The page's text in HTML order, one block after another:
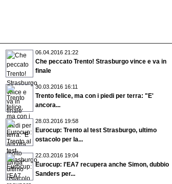
06.04.2016 21:22
Che peccato Trento! Strasburgo vince e va in
finale
30.03.2016 16:11
Trento felice, ma con i piedi per terra: "E'
ancora...
28.03.2016 19:58
Eurocup: Trento al test Strasburgo, ultimo
ostacolo per la...
22.03.2016 19:04
Eurocup: l'EA7 recupera anche Simon, dubbio
Sanders per...